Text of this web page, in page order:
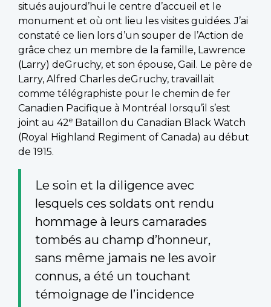
situés aujourd’hui le centre d’accueil et le
monument et où ont lieu les visites guidées. J’ai
constaté ce lien lors d’un souper de l’Action de
grâce chez un membre de la famille, Lawrence
(Larry) deGruchy, et son épouse, Gail. Le père de
Larry, Alfred Charles deGruchy, travaillait
comme télégraphiste pour le chemin de fer
Canadien Pacifique à Montréal lorsqu’il s’est
joint au 42e Bataillon du Canadian Black Watch
(Royal Highland Regiment of Canada) au début
de 1915.
Le soin et la diligence avec
lesquels ces soldats ont rendu
hommage à leurs camarades
tombés au champ d’honneur,
sans même jamais ne les avoir
connus, a été un touchant
témoignage de l’incidence